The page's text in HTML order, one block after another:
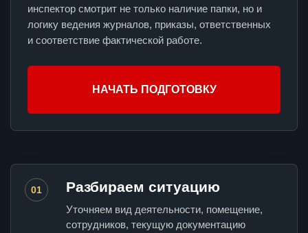
инспектор смотрит не только наличие папки, но и
логику ведения журналов, приказы, ответственных
и соответствие фактической работе.
НАЧАТЬ ПОДГОТОВКУ
01 Разбираем ситуацию
Уточняем вид деятельности, помещение,
сотрудников, текущую документацию